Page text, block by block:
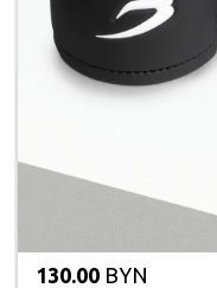
130.00 BYN